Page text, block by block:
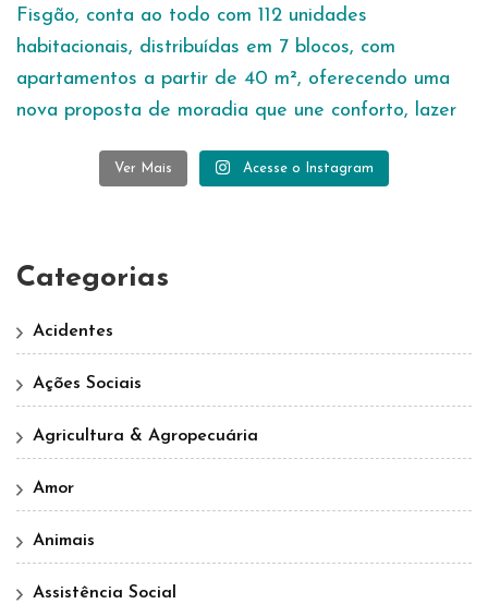
Ver Mais Acesse o Instagram
Categorias
Acidentes
Ações Sociais
Agricultura & Agropecuária
Amor
Animais
Assistência Social